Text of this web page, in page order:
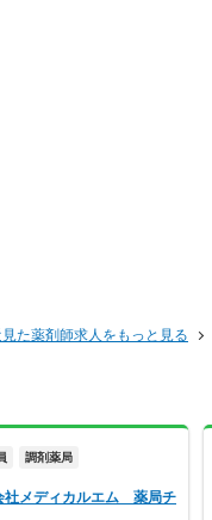
た薬剤師求人をもっと見る
調剤薬局
社メディカルエム 薬局チ